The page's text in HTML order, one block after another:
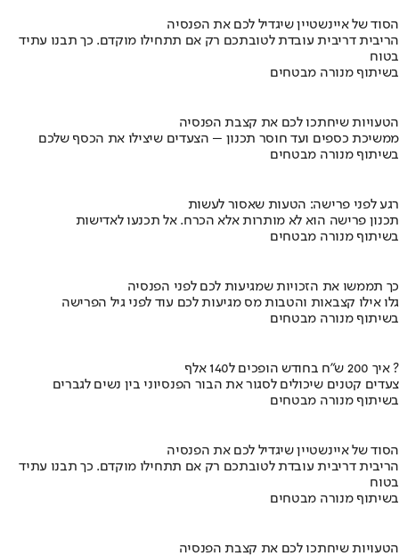
הסוד של איינשטיין שיגדיל לכם את הפנסיה
הריבית דריבית עובדת לטובתכם רק אם תתחילו מוקדם. כך תבנו עתיד
בטוח
בשיתוף מנורה מבטחים
הטעויות שיחתכו לכם את קצבת הפנסיה
ממשיכת כספים ועד חוסר תכנון – הצעדים שיצילו את הכסף שלכם
בשיתוף מנורה מבטחים
רגע לפני פרישה: הטעות שאסור לעשות
תכנון פרישה הוא לא מותרות אלא הכרח. אל תכנעו לאדישות
בשיתוף מנורה מבטחים
כך תממשו את הזכויות שמגיעות לכם לפני הפנסיה
גלו אילו קצבאות והטבות מס מגיעות לכם עוד לפני גיל הפרישה
בשיתוף מנורה מבטחים
איך 200 ש"ח בחודש הופכים ל140 אלף ?
צעדים קטנים שיכולים לסגור את הבור הפנסיוני בין נשים לגברים
בשיתוף מנורה מבטחים
הסוד של איינשטיין שיגדיל לכם את הפנסיה
הריבית דריבית עובדת לטובתכם רק אם תתחילו מוקדם. כך תבנו עתיד
בטוח
בשיתוף מנורה מבטחים
הטעויות שיחתכו לכם את קצבת הפנסיה